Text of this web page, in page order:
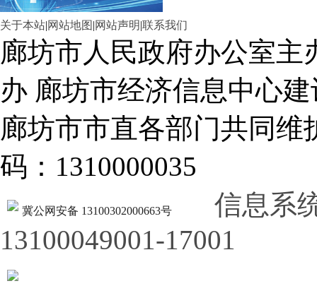
关于本站|网站地图 |网站声明|联系我们
廊坊市人民政府办公室
办 廊坊市经济信息中心建
廊坊市市直各部门共同
码：1310000035
冀公网安备 13100302000663号
信息系
13100049001-17001